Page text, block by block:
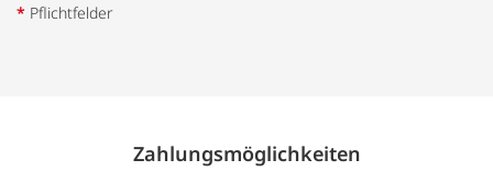
* Pflichtfelder
Zahlungs­möglich­keiten